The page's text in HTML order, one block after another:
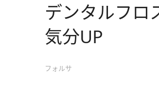
デンタルフロ
気分UP
フォルサ